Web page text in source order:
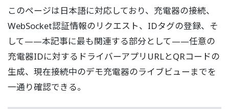
このページは日本語に対応しており、充電器の接続、
WebSocket認証情報のリクエスト、IDタグの登録、そ
して——本記事に最も関連する部分として——任意の
充電器IDに対するドライバーアプリURLとQRコードの
生成、現在接続中のデモ充電器のライブビューまでを
一通り確認できる。